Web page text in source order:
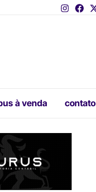
à venda contato